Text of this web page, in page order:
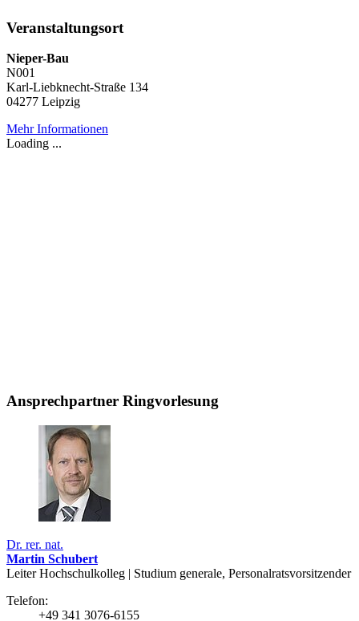
Veranstaltungsort
Nieper-Bau
N001
Karl-Liebknecht-Straße 134
04277 Leipzig
Mehr Informationen
Loading ...
Ansprechpartner Ringvorlesung
Dr. rer. nat.
Martin Schubert
Leiter Hochschulkolleg | Studium generale, Personalratsvorsitzender
Telefon:
+49 341 3076-6155